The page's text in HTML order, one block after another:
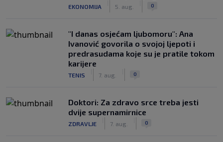
EKONOMIJA 5. aug. 0
"I danas osjećam ljubomoru": Ana
Ivanović govorila o svojoj ljepoti i
predrasudama koje su je pratile tokom
karijere
TENIS 7. aug. 0
Doktori: Za zdravo srce treba jesti
dvije supernamirnice
ZDRAVLJE 7. aug. 0